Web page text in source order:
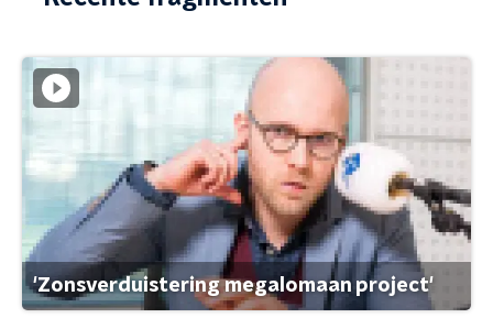
'Zonsverduistering megalomaan project'